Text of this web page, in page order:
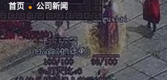
首页 公司新闻